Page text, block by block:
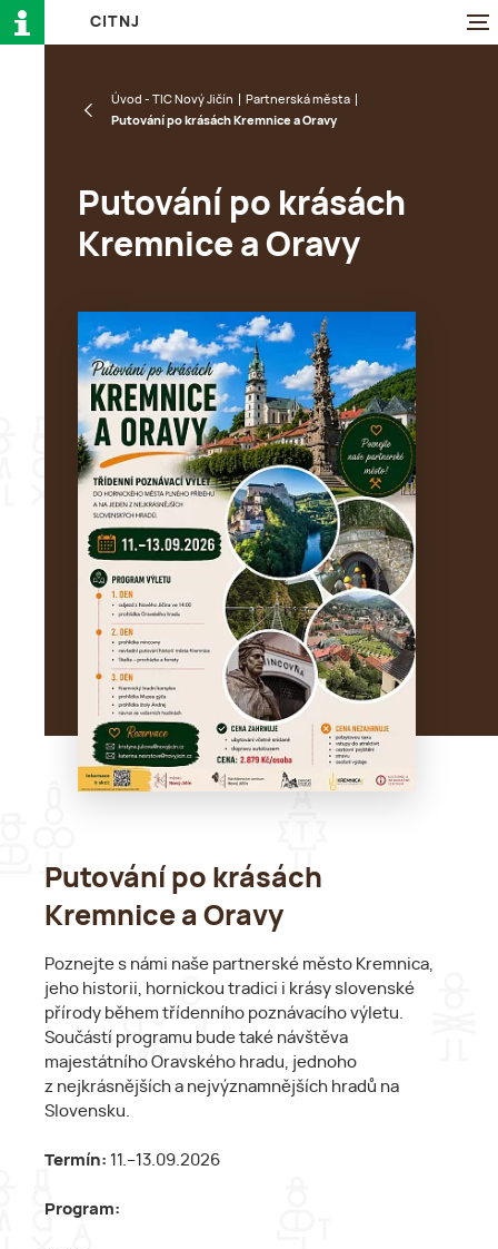
CI TN J
Úvod - TIC Nový Jičín
Partnerská města
Putování po krásách Kremnice a Oravy
Putování po krásách
Kremnice a Oravy
Putování po krásách
Kremnice a Oravy
Poznejte s námi naše partnerské město Kremnica,
jeho historii, hornickou tradici i krásy slovenské
přírody během třídenního poznávacího výletu.
Součástí programu bude také návštěva
majestátního Oravského hradu, jednoho
z nejkrásnějších a nejvýznamnějších hradů na
Slovensku.
Termín: 11.–13.09.2026
Program: